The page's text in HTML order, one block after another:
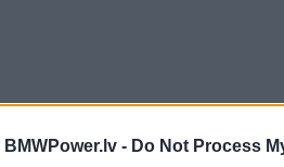
BMWPower.lv - Do Not Process